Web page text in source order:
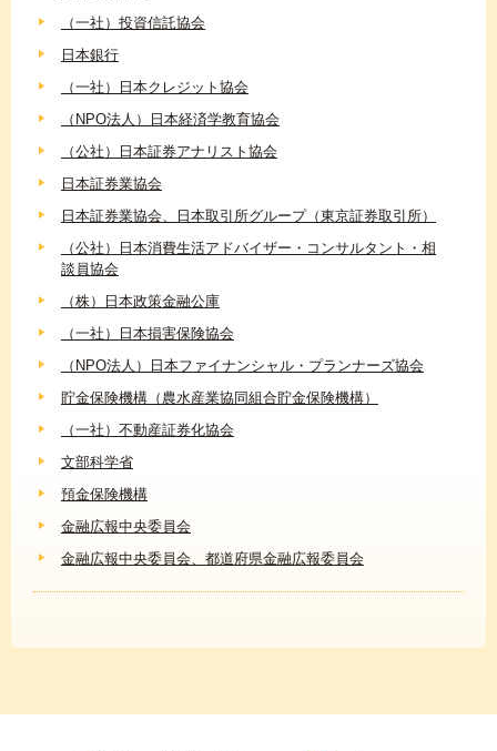
（一社）投資信託協会
日本銀行
（一社）日本クレジット協会
（NPO法人）日本経済学教育協会
（公社）日本証券アナリスト協会
日本証券業協会
日本証券業協会、日本取引所グループ（東京証券取引所）
（公社）日本消費生活アドバイザー・コンサルタント・相
談員協会
（株）日本政策金融公庫
（一社）日本損害保険協会
（NPO法人）日本ファイナンシャル・プランナーズ協会
貯金保険機構（農水産業協同組合貯金保険機構）
（一社）不動産証券化協会
文部科学省
預金保険機構
金融広報中央委員会
金融広報中央委員会、都道府県金融広報委員会